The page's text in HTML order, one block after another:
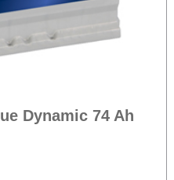
Dynamic 74 Ah